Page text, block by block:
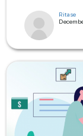
Ritase